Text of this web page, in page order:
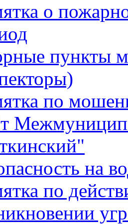
о
пункты
по
на
по